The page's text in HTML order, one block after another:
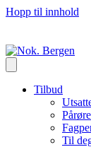
Hopp til innhold
Tilbud
Til